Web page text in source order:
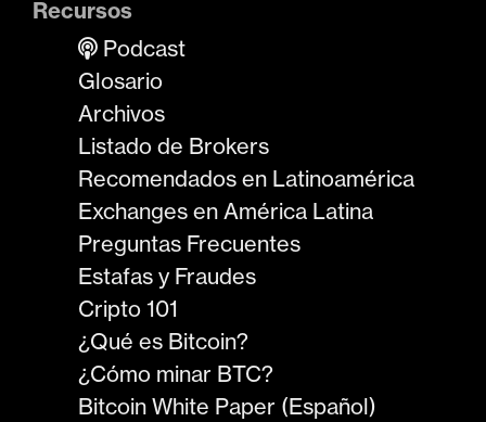
Recursos
Podcast
Glosario
Archivos
Listado de Brokers
Recomendados en Latinoamérica
Exchanges en América Latina
Preguntas Frecuentes
Estafas y Fraudes
Cripto 101
¿Qué es Bitcoin?
¿Cómo minar BTC?
Bitcoin White Paper (Español)